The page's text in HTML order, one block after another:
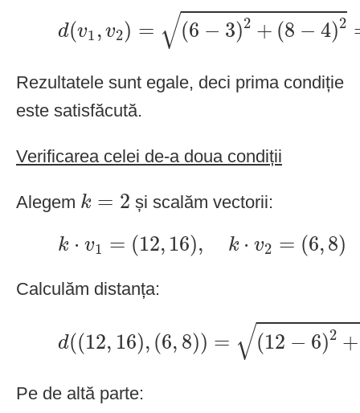
d(v1 , v2) = √(6 − 3)2 + (8 − 4)2
2)=(6−3)2+(8−4)2=
Rezultatele sunt egale, deci prima condiție
este satisfăcută.
Verificarea celei de-a doua condiții
Alegem k = 2
k și scalăm vectorii:
k ⋅ v1 = (12, 16), k ⋅ v2 = (6,8)
1= (12 ,16 ⋅v )
Calculăm distanța:
d((12, 16), (6, 8)) = √(12 − 6)2 +
)=(12−6)2+
Pe de altă parte: